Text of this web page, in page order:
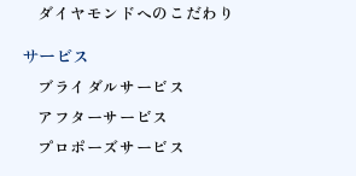
ダイヤモンドへのこだわり
サービス
ブライダルサービス
アフターサービス
プロポーズサービス